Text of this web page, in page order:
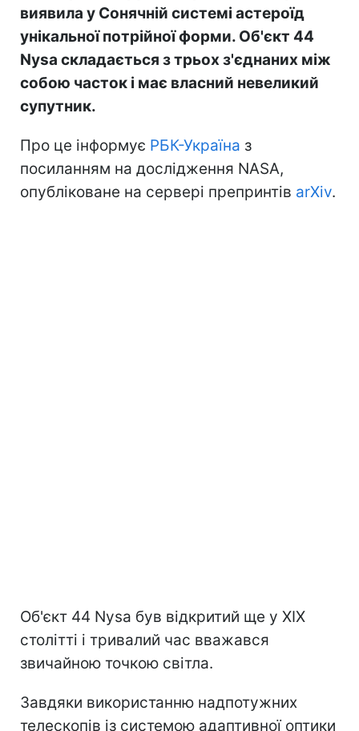
виявила у Сонячній системі астероїд
унікальної потрійної форми. Об'єкт 44
Nysa складається з трьох з'єднаних між
собою часток і має власний невеликий
супутник.
Про це інформує РБК-Україна з
посиланням на дослідження NASA,
опубліковане на сервері препринтів arXiv.
Об'єкт 44 Nysa був відкритий ще у XIX
столітті і тривалий час вважався
звичайною точкою світла.
Завдяки використанню надпотужних
телескопів із системою адаптивної оптики